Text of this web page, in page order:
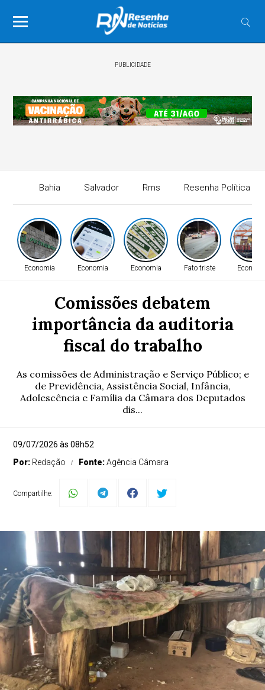
PUBLICIDADE
Bahia Salvador Rms Resenha Política
Economia Economia Economia Fato triste
Comissões debatem
importância da auditoria
fiscal do trabalho
As comissões de Administração e Serviço Público; e
de Previdência, Assistência Social, Infância,
Adolescência e Família da Câmara dos Deputados
dis...
09/07/2026 às 08h52
Por: Redação Fonte:Agência Câmara
Compartilhe: